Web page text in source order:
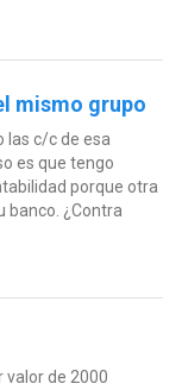
mismo grupo
las c/c de esa
es que tengo
porque otra
banco. ¿Contra
valor de 2000